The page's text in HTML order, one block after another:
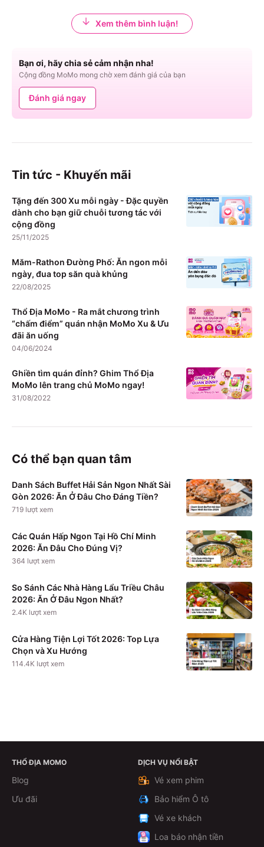
Xem thêm bình luận!
Bạn ơi, hãy chia sẻ cảm nhận nha!
Cộng đồng MoMo mong chờ xem đánh giá của bạn
Đánh giá ngay
Tin tức - Khuyến mãi
Tặng đến 300 Xu mỗi ngày - Đặc quyền
dành cho bạn giữ chuỗi tương tác với
cộng đồng
25/11/2025
Măm-Rathon Đường Phố: Ăn ngon mỗi
ngày, đua top săn quà khủng
22/08/2025
Thổ Địa MoMo - Ra mắt chương trình
“chấm điểm” quán nhận MoMo Xu & Ưu
đãi ăn uống
04/06/2024
Ghiền tìm quán đỉnh? Ghim Thổ Địa
MoMo lên trang chủ MoMo ngay!
31/08/2022
Có thể bạn quan tâm
Danh Sách Buffet Hải Sản Ngon Nhất Sài
Gòn 2026: Ăn Ở Đâu Cho Đáng Tiền?
719 lượt xem
Các Quán Hấp Ngon Tại Hồ Chí Minh
2026: Ăn Đâu Cho Đúng Vị?
364 lượt xem
So Sánh Các Nhà Hàng Lẩu Triều Châu
2026: Ăn Ở Đâu Ngon Nhất?
2.4K lượt xem
Cửa Hàng Tiện Lợi Tốt 2026: Top Lựa
Chọn và Xu Hướng
114.4K lượt xem
Theo dõi
THỔ ĐỊA MOMO
Blog
Ưu đãi
DỊCH VỤ NỔI BẬT
Vé xem phim
Bảo hiểm Ô tô
Vé xe khách
Loa báo nhận tiền